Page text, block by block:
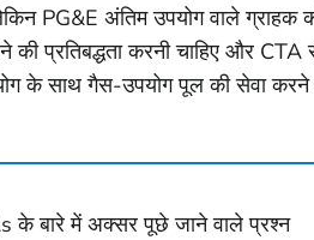
PG&E अंतिम उपयोग वाले ग्राहक
प्रतिबद्धता करनी चाहिए और CTA
के साथ गैस-उपयोग पूल की सेवा करने
के बारे में अक्सर पूछे जाने वाले प्रश्न